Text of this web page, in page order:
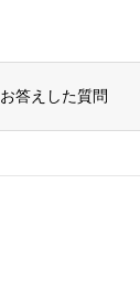
お答えした質問